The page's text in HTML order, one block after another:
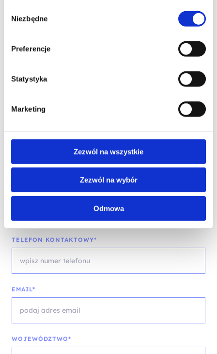
zgody
Niezbędne
Preferencje
Statystyka
Marketing
Zezwól na wszystkie
Zezwól na wybór
Odmowa
BEZPIECZEŃSTWO SYSTEMÓW OPERACYJNYCH I
SERWEROWYCH
with SY0-701 Exam
Skontaktuj się z naszym doradcą
IMIĘ I NAZWISKO*
TELEFON KONTAKTOWY*
EMAIL*
WOJEWÓDZTWO*